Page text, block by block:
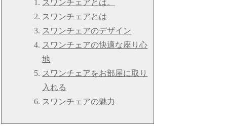
スワンチェアとは。
スワンチェアとは
スワンチェアのデザイン
スワンチェアの快適な座り心
地
スワンチェアをお部屋に取り
入れる
スワンチェアの魅力